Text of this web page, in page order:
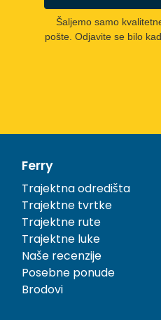
Šaljemo samo
pošte. Odjavite se bilo
Ferry
Trajektna odredišta
Trajektne tvrtke
Trajektne rute
Trajektne luke
Naše recenzije
Posebne ponude
Brodovi